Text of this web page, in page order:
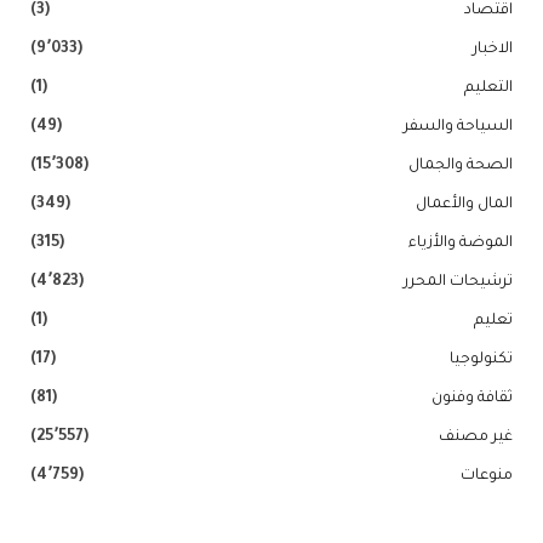
اقتصاد (3)
الاخبار (9٬033)
التعليم (1)
السياحة والسفر (49)
الصحة والجمال (15٬308)
المال والأعمال (349)
الموضة والأزياء (315)
ترشيحات المحرر (4٬823)
تعليم (1)
تكنولوجيا (17)
ثقافة وفنون (81)
غير مصنف (25٬557)
منوعات (4٬759)